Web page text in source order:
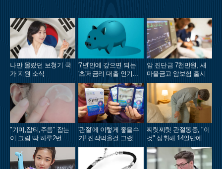
톡
북
복
사
나만 몰랐던 보청기 국
가 지원 소식
'7년'안에 갚으면 되는
'초'저금리 대출 인기...
암 진단금 7천만원, 새
마을금고 암보험 출시
"기미,잡티,주름" 잡는
이 크림 딱 하루2번 발
라
'관절'에 이렇게 좋을수
가! 진작먹을걸 그랬어
요!
찌릿찌릿 관절통증, "이
것" 섭취해 14일만에 완
화